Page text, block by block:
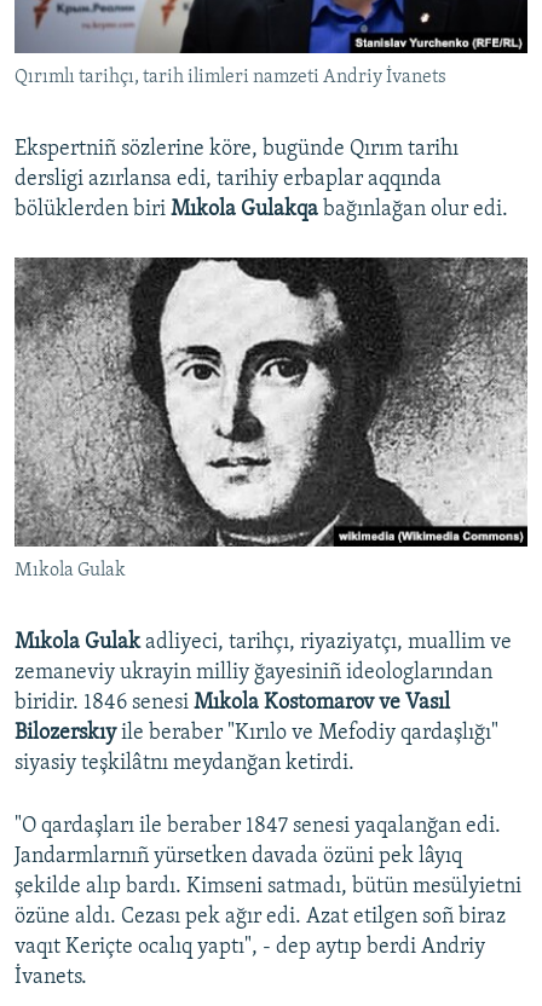
Qırımlı tarihçı, tarih ilimleri namzeti Andriy İvanets
Ekspertniñ sözlerine köre, bugünde Qırım tarihı
dersligi azırlansa edi, tarihiy erbaplar aqqında
bölüklerden biri Mıkola Gulakqa bağınlağan olur edi.
Mıkola Gulak
Mıkola Gulakadliyeci, tarihçı, riyaziyatçı, muallim ve
zemaneviy ukrayin milliy ğayesiniñ ideologlarından
biridir. 1846 senesi Mıkola Kostomarov ve Vasıl
Bilozerskıyile beraber "Kırılo ve Mefodiy qardaşlığı"
siyasiy teşkilâtnı meydanğan ketirdi.
"O qardaşları ile beraber 1847 senesi yaqalanğan edi.
Jandarmlarnıñ yürsetken davada özüni pek lâyıq
şekilde alıp bardı. Kimseni satmadı, bütün mesülyietni
özüne aldı. Cezası pek ağır edi. Azat etilgen soñ biraz
vaqıt Keriçte ocalıq yaptı", - dep aytıp berdi Andriy
İvanets.